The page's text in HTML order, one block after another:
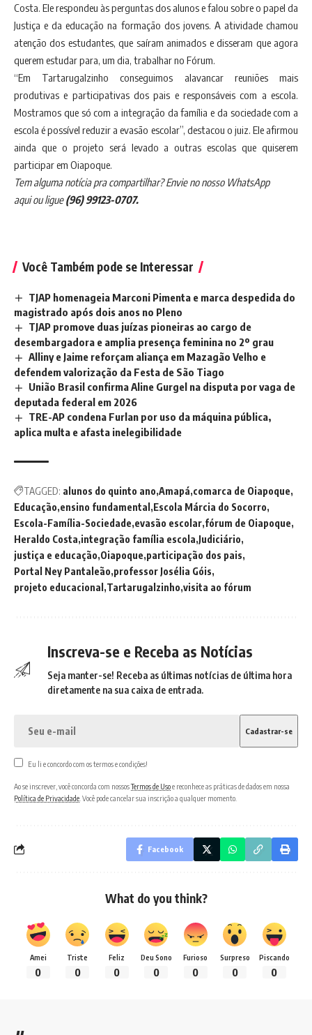
Costa. Ele respondeu às perguntas dos alunos e falou sobre o papel da
Justiça e da educação na formação dos jovens. A atividade chamou
atenção dos estudantes, que saíram animados e disseram que agora
querem estudar para, um dia, trabalhar no Fórum.
“Em Tartarugalzinho conseguimos alavancar reuniões mais
produtivas e participativas dos pais e responsáveis com a escola.
Mostramos que só com a integração da família e da sociedade com a
escola é possível reduzir a evasão escolar”, destacou o juiz. Ele afirmou
ainda que o projeto será levado a outras escolas que quiserem
participar em Oiapoque.
Tem alguma notícia pra compartilhar? Envie no nosso WhatsApp
aquiou ligue(96) 99123-0707.
Você Também pode se Interessar
TJAP homenageia Marconi Pimenta e marca despedida do
magistrado após dois anos no Pleno
TJAP promove duas juízas pioneiras ao cargo de
desembargadora e amplia presença feminina no 2º grau
Alliny e Jaime reforçam aliança em Mazagão Velho e
defendem valorização da Festa de São Tiago
União Brasil confirma Aline Gurgel na disputa por vaga de
deputada federal em 2026
TRE-AP condena Furlan por uso da máquina pública,
aplica multa e afasta inelegibilidade
TAGGED: alunos do quinto ano Amapá comarca de Oiapoque
Educação ensino fundamental Escola Márcia do Socorro
Escola-Família-Sociedade evasão escolar fórum de Oiapoque
Heraldo Costa integração família escola Judiciário
justiça e educação Oiapoque participação dos pais
Portal Ney Pantaleão professor Josélia Góis
projeto educacional Tartarugalzinho visita ao fórum
Inscreva-se e Receba as Notícias
Seja manter-se! Receba as últimas notícias de última hora
diretamente na sua caixa de entrada.
Eu li e concordo com os termos e condições!
Ao se inscrever, você concorda com nossosTermos de Usoe reconhece as práticas de dados em nossa
Política de Privacidade . Você pode cancelar sua inscrição a qualquer momento.
Facebook
What do you think?
Amei
0
Triste
0
Feliz
0
Deu Sono
0
Furioso
0
Surpreso
0
Piscando
0